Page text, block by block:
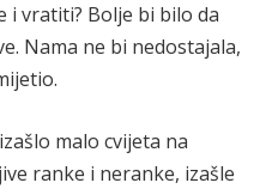
i vratiti? Bolje bi bilo da
Nama ne bi nedostajala,
malo cvijeta na
ranke i neranke, izašle